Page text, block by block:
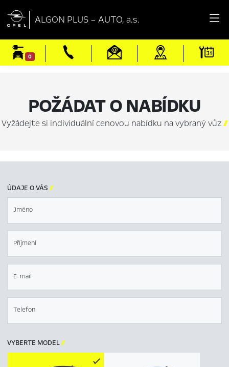
 ALGON PLUS – AUTO, a.s.
0
POŽÁDAT O NABÍDKU
Vyžádejte si individuální cenovou nabídku na vybraný vůz
ÚDAJE O VÁS 
Jméno
Příjmení
E-mail
Telefon
VYBERTE MODEL